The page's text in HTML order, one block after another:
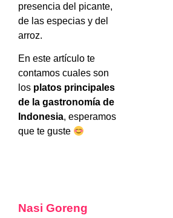
presencia del picante,
de las especias y del
arroz.
En este artículo te
contamos cuales son
los platos principales
de la gastronomía de
Indonesia, esperamos
que te guste
Nasi Goreng